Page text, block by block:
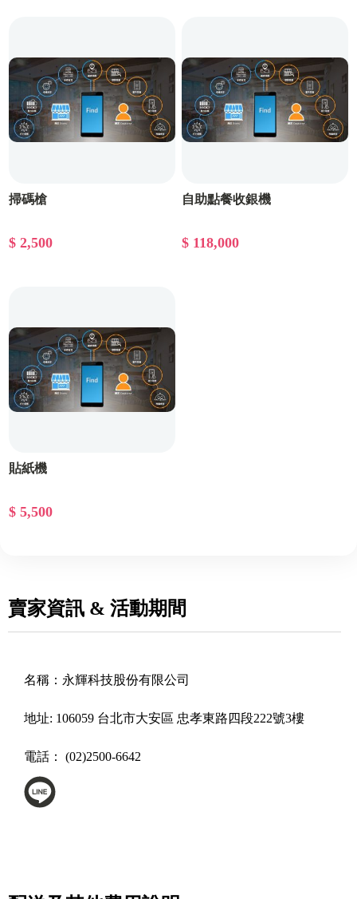
掃碼槍
$ 2,500
自助點餐收銀機
$ 118,000
貼紙機
$ 5,500
賣家資訊 & 活動期間
名稱： 永輝科技股份有限公司
地址: 106059 台北市大安區 忠孝東路四段222號3樓
電話： (02)2500-6642